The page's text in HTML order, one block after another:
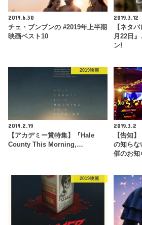
2019.6.30
チェ・ブンブンの #2019年上半期
映画ベスト10
2019.3.12
【ネタ
月22日
ン!
2019映画
2019.2.19
【アカデミー賞特集】『Hale
County This Morning,…
2019.3.2
【告知
の知らな
催のお
2019映画